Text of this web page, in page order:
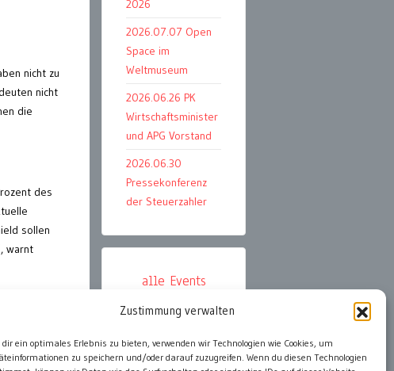
Zustimmung verwalten
dir ein optimales Erlebnis zu bieten, verwenden wir Technologien wie Cookies, um
zu speichern und/oder darauf zuzugreifen. Wenn du diesen Technologien
nicht zu
nicht
die
des
sollen
warnt
2026
2026.07.07 Open
Space im
Weltmuseum
2026.06.26 PK
Wirtschaftsminister
und APG Vorstand
2026.06.30
Pressekonferenz
der Steuerzahler
alle Events